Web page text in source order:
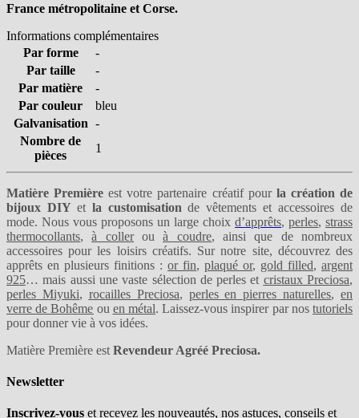
France métropolitaine et Corse.
Informations complémentaires
Par forme
-
Par taille
-
Par matière
-
Par couleur
bleu
Galvanisation -
Nombre de
pièces
1
Matière Première est votre partenaire créatif pourla création de
bijoux DIY etla customisation de vêtements et accessoires de
mode. Nous vous proposons un large choix d’apprêts, perles, strass
thermocollants,à collerouà coudre, ainsi que de nombreux
accessoires pour les loisirs créatifs. Sur notre site, découvrez des
apprêts en plusieurs finitions : or fin, plaqué or, gold filled, argent
925… mais aussi une vaste sélection de perles et cristaux Preciosa,
perles Miyuki, rocailles Preciosa, perles en pierres naturelles, en
verre de Bohême ou en métal. Laissez-vous inspirer par nostutoriels
pour donner vie à vos idées.
Matière Première est Revendeur Agréé Preciosa.
Newsletter
Inscrivez-vous et recevez les nouveautés, nos astuces, conseils et